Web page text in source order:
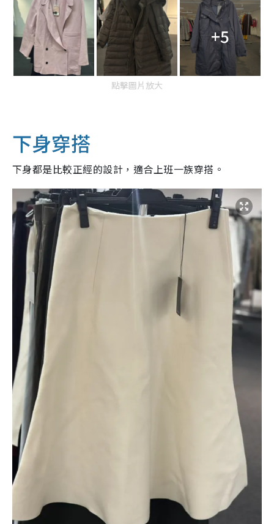
+5
點擊圖片放大
下身穿搭
下身都是比較正經的設計，適合上班一族穿搭。